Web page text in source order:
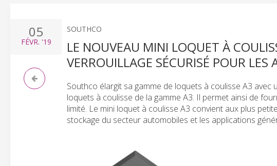
05
FÉVR. '19
SOUTHCO
LE NOUVEAU MINI LOQUET À
VERROUILLAGE SÉCURISÉ POUR
Southco élargit sa gamme de loquets à coulisse A3
loquets à coulisse de la gamme A3. Il permet ainsi de
limité. Le mini loquet à coulisse A3 convient aux plus
stockage du secteur automobiles et les applications